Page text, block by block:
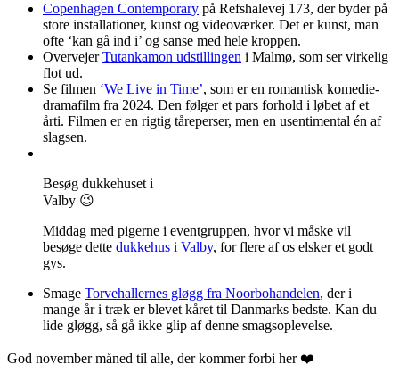
Copenhagen Contemporary på Refshalevej 173, der byder på
store installationer, kunst og videoværker. Det er kunst, man
ofte ‘kan gå ind i’ og sanse med hele kroppen.
OvervejerTutankamon udstillingen i Malmø, som ser virkelig
flot ud.
Se filmen ‘We Live in Time’, som er en romantisk komedie-
dramafilm fra 2024. Den følger et pars forhold i løbet af et
årti. Filmen er en rigtig tåreperser, men en usentimental én af
slagsen.
Besøg dukkehuset i
Valby 😉
Middag med pigerne i eventgruppen, hvor vi måske vil
besøge dette dukkehus i Valby, for flere af os elsker et godt
gys.
Smage Torvehallernes gløgg fra Noorbohandelen, der i
mange år i træk er blevet kåret til Danmarks bedste. Kan du
lide gløgg, så gå ikke glip af denne smagsoplevelse.
God november måned til alle, der kommer forbi her ❤️